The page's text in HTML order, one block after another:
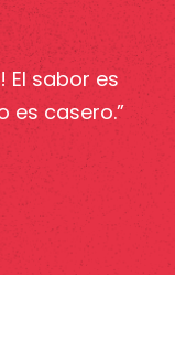
El sabor es
es casero.”